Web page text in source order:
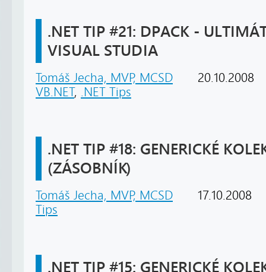
.NET TIP #21: DPACK -
VISUAL STUDIA
Tomáš Jecha, MVP, MCSD
20.10.2008
VB.NET, .NET Tips
.NET TIP #18: GENERICKÉ
(ZÁSOBNÍK)
Tomáš Jecha, MVP, MCSD
17.10.2008
Tips
.NET TIP #15: GENERICKÉ